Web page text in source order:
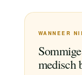
WANNEER
medisch